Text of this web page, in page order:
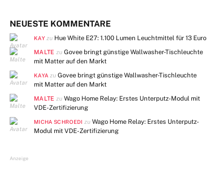
NEUESTE KOMMENTARE
KAY zu Hue White E27: 1.100 Lumen Leuchtmittel für 13 Euro
MALTE zu Govee bringt günstige Wallwasher-Tischleuchte
mit Matter auf den Markt
KAYA zuGovee bringt günstige Wallwasher-Tischleuchte
mit Matter auf den Markt
MALTE zu Wago Home Relay: Erstes Unterputz-Modul mit
VDE-Zertifizierung
MICHA SCHROEDI zu Wago Home Relay: Erstes Unterputz-
Modul mit VDE-Zertifizierung
Anzeige